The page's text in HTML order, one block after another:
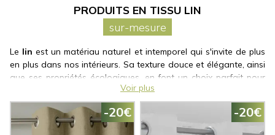
PRODUITS EN TISSU LIN
sur-mesure
Le linest un matériau naturel et intemporel qui s'invite de plus
en plus dans nos intérieurs. Sa texture douce et élégante, ainsi
que ses propriétés écologiques, en font un choix parfait pour
habiller vos fenêtres et sublimer vos espaces. Chez Stores-et-
rideaux.com, nous vous proposons une large sélection de
produits en lin, idéals pour créer une ambiance à la fois chic et
relaxante.
Voir plus
-20€ -20€